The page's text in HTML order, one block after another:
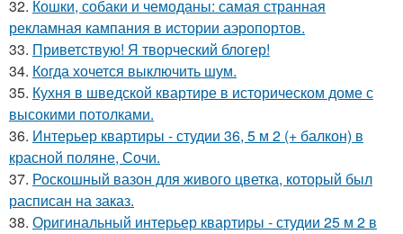
32. Кошки, собаки и чемоданы: самая странная
рекламная кампания в истории аэропортов.
33. Приветствую! Я творческий блогер!
34. Когда хочется выключить шум.
35. Кухня в шведской квартире в историческом доме с
высокими потолками.
36. Интерьер квартиры - студии 36, 5 м 2 (+ балкон) в
красной поляне, Сочи.
37. Роскошный вазон для живого цветка, который был
расписан на заказ.
38. Оригинальный интерьер квартиры - студии 25 м 2 в